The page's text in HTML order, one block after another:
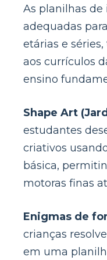
As planilhas
adequadas
etárias e
aos currículos
ensino
Shape Art
estudantes
criativos
básica,
motoras finas
Enigmas de
crianças
em uma